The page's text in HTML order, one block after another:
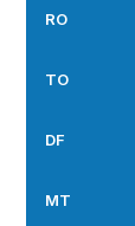
RO
TO
DF
MT